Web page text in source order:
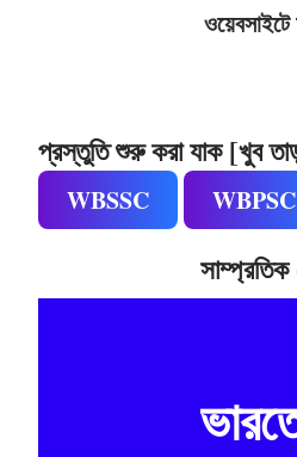
ওয়েবসাইটে আপনাকে
প্রস্তুতি শুরু করা যাক [খুব
WBSSC WBPSC